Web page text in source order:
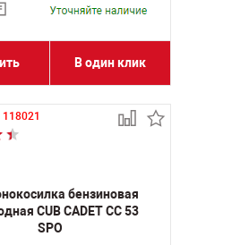
В один клик
118021